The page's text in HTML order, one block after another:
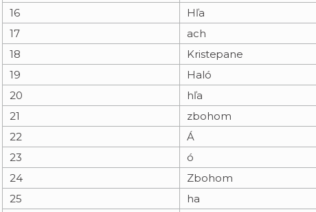
16
Hľa
17
ach
18
Kristepane
19
Haló
20
hľa
21
zbohom
22
Á
23
ó
24
Zbohom
25
ha